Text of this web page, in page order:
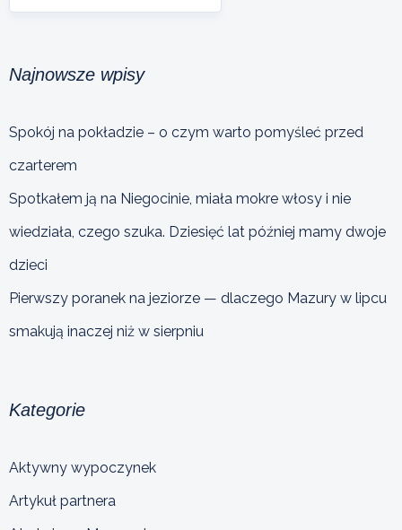
Najnowsze wpisy
Spokój na pokładzie – o czym warto pomyśleć przed
czarterem
Spotkałem ją na Niegocinie, miała mokre włosy i nie
wiedziała, czego szuka. Dziesięć lat później mamy dwoje
dzieci
Pierwszy poranek na jeziorze — dlaczego Mazury w lipcu
smakują inaczej niż w sierpniu
Kategorie
Aktywny wypoczynek
Artykuł partnera